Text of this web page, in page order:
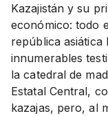
Kazajistán y su
económico: todo
república asiática
innumerables
la catedral de
Estatal Central,
kazajas, pero, al